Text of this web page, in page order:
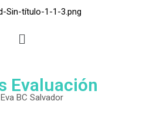
Evaluación
Eva BC Salvador